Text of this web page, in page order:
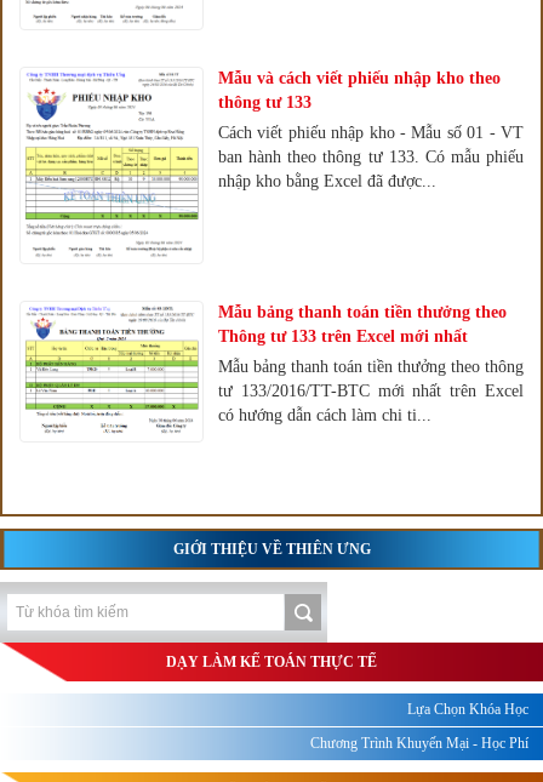
Mẫu và cách viết phiếu nhập kho theo
thông tư 133
Cách viết phiếu nhập kho - Mẫu số 01 - VT
ban hành theo thông tư 133. Có mẫu phiếu
nhập kho bằng Excel đã được...
Mẫu bảng thanh toán tiền thưởng theo
Thông tư 133 trên Excel mới nhất
Mẫu bảng thanh toán tiền thưởng theo thông
tư 133/2016/TT-BTC mới nhất trên Excel
có hướng dẫn cách làm chi ti...
GIỚI THIỆU VỀ THIÊN ƯNG
DẠY LÀM KẾ TOÁN THỰC TẾ
Lựa Chọn Khóa Học
Chương Trình Khuyến Mại - Học Phí